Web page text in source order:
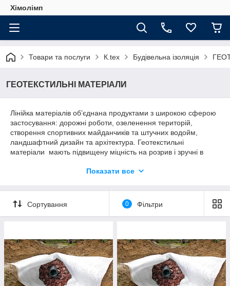
Хімолімп
Товари та послуги К.tex Будівельна ізоляція
ГЕОТЕКСТИЛЬНІ МАТЕРІАЛИ
Лінійка матеріалів об’єднана продуктами з широкою сферою
застосування: дорожні роботи, озеленення територій,
створення спортивних майданчиків та штучних водойм,
ландшафтний дизайн та архітектура. Геотекстильні
матеріали мають підвищену міцність на розрив і зручні в
Геотекстіль - це неткане голкопробивне полотно сірого
ширина полотна 1,5 м, а довжина рулону 50 пог. м (75
м2)
Показати все
Сортування 0 Фільтри